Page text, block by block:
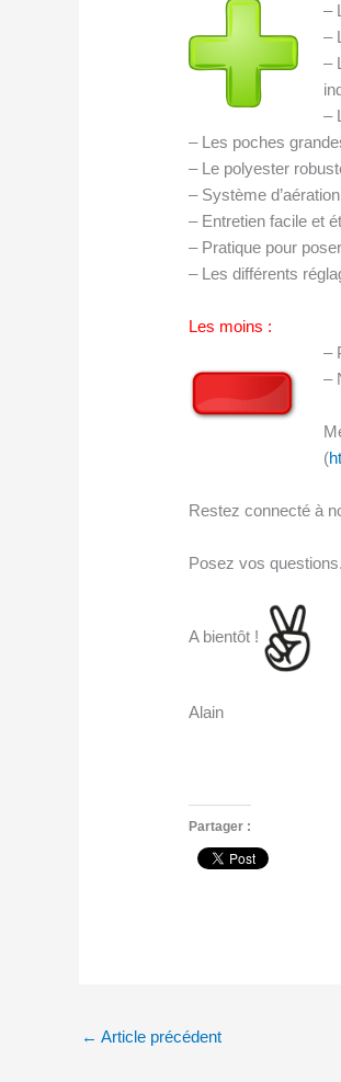
–
–
–
–
– Les poches
– Le polyester
– Système
– Entretien facile et
– Pratique pour
– Les différents
Les moins :
–
–
(
Restez connecté à
Posez vos
A bientôt !
Alain
Partager :
← Article précédent